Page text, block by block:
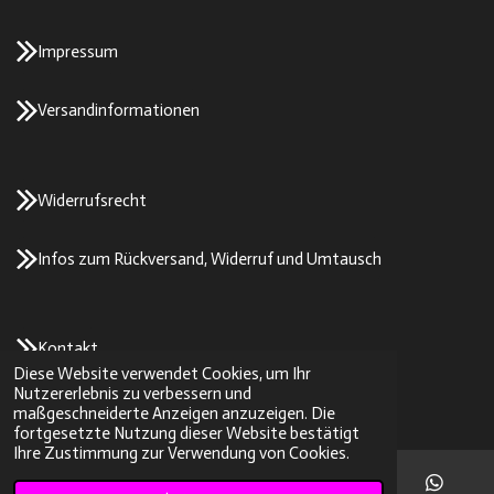
Diese Website verwendet Cookies, um Ihr
Nutzererlebnis zu verbessern und
maßgeschneiderte Anzeigen anzuzeigen. Die
fortgesetzte Nutzung dieser Website bestätigt
Ihre Zustimmung zur Verwendung von Cookies.
Impressum
Versandinformationen
Widerrufsrecht
Infos zum Rückversand, Widerruf und Umtausch
Kontakt
© 2023 - 2026 2stroke-parts/SK-Tuning
Mit Unterstützung von Webador